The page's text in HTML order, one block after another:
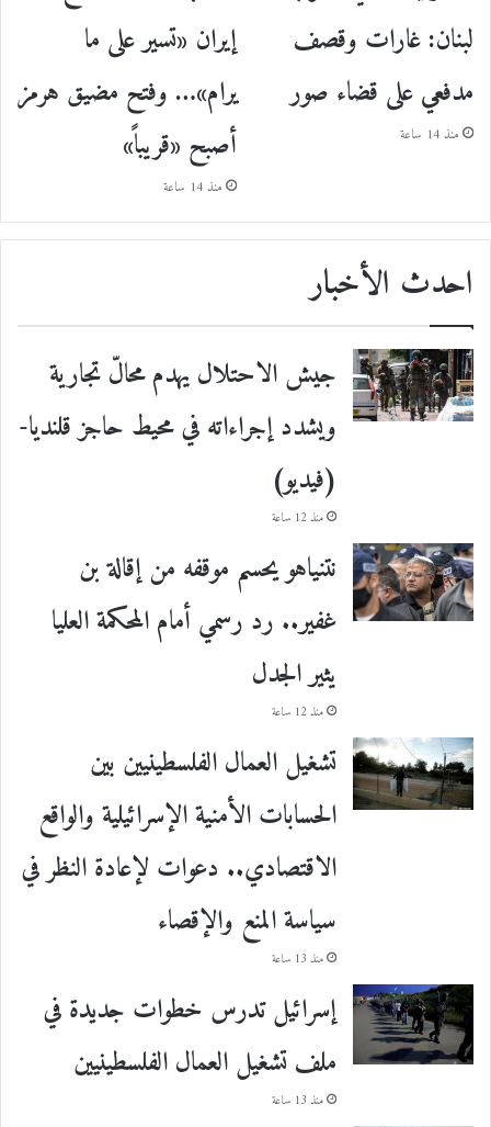
لبنان: غارات وقصف
مدفعي على قضاء صور
منذ 14 ساعة
إيران «تسير على ما
يرام»… وفتح مضيق هرمز
أصبح «قريباً»
منذ 14 ساعة
احدث الأخبار
جيش الاحتلال يهدم محالّ تجارية
ويشدد إجراءاته في محيط حاجز قلنديا-
(فيديو)
منذ 12 ساعة
نتنياهو يحسم موقفه من إقالة بن
غفير.. رد رسمي أمام المحكمة العليا
يثير الجدل
منذ 12 ساعة
تشغيل العمال الفلسطينيين بين
الحسابات الأمنية الإسرائيلية والواقع
الاقتصادي.. دعوات لإعادة النظر في
سياسة المنع والإقصاء
منذ 13 ساعة
إسرائيل تدرس خطوات جديدة في
ملف تشغيل العمال الفلسطينيين
منذ 13 ساعة